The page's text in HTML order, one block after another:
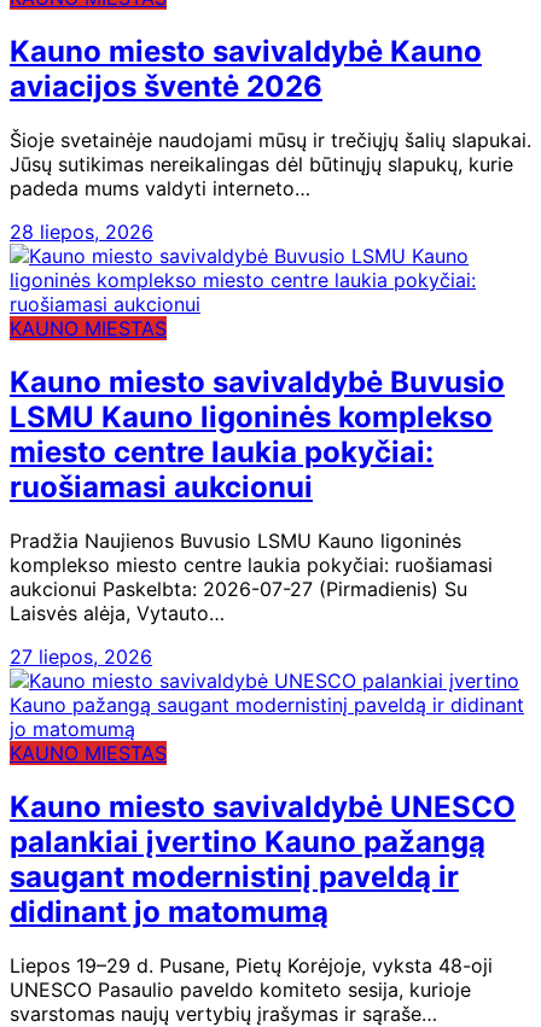
Kauno miesto savivaldybė Kauno
aviacijos šventė 2026
Šioje svetainėje naudojami mūsų ir trečiųjų šalių slapukai.
Jūsų sutikimas nereikalingas dėl būtinųjų slapukų, kurie
padeda mums valdyti interneto…
28 liepos, 2026
KAUNO MIESTAS
Kauno miesto savivaldybė Buvusio
LSMU Kauno ligoninės komplekso
miesto centre laukia pokyčiai:
ruošiamasi aukcionui
Pradžia Naujienos Buvusio LSMU Kauno ligoninės
komplekso miesto centre laukia pokyčiai: ruošiamasi
aukcionui Paskelbta: 2026-07-27 (Pirmadienis) Su
Laisvės alėja, Vytauto…
27 liepos, 2026
KAUNO MIESTAS
Kauno miesto savivaldybė UNESCO
palankiai įvertino Kauno pažangą
saugant modernistinį paveldą ir
didinant jo matomumą
Liepos 19–29 d. Pusane, Pietų Korėjoje, vyksta 48-oji
UNESCO Pasaulio paveldo komiteto sesija, kurioje
svarstomas naujų vertybių įrašymas ir sąraše…